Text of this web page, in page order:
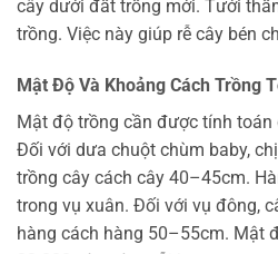
cây dưới đất trồng mới. Tưới
trồng. Việc này giúp rễ cây bén
Mật Độ Và Khoảng Cách Trồng
Mật độ trồng cần được tính
Đối với dưa chuột chùm baby,
trồng cây cách cây 40–45cm.
trong vụ xuân. Đối với vụ đông,
hàng cách hàng 50–55cm. Mật